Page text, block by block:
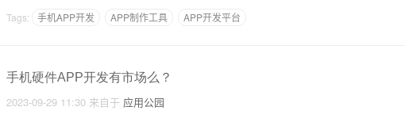
Tags: 手机APP开发 APP制作工具 APP开发平台
手机硬件APP开发有市场么？
2023-09-29 11:30 来自于 应用公园